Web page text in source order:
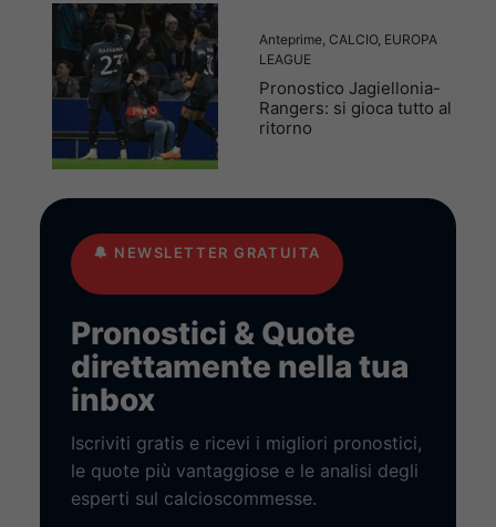
Anteprime CALCIO, EUROPA
LEAGUE
Pronostico Jagiellonia-
Rangers: si gioca tutto al
ritorno
🔔 NEWSLETTER GRATUITA
Pronostici & Quote
direttamente nella tua
inbox
Iscriviti gratis e ricevi i migliori pronostici,
le quote più vantaggiose e le analisi degli
esperti sul calcioscommesse.